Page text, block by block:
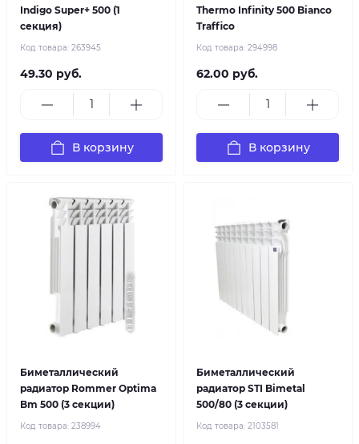
Indigo Super+ 500 (1
секция)
Код товара: 263945
49.30 руб.
В корзину
Thermo Infinity 500 Bianco
Traffico
Код товара: 294998
62.00 руб.
В корзину
Биметаллический
радиатор Rommer Optima
Bm 500 (3 секции)
Код товара: 238994
Биметаллический
радиатор STI Bimetal
500/80 (3 секции)
Код товара: 2103581